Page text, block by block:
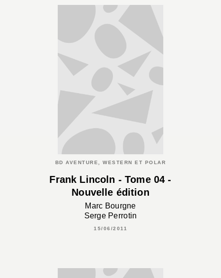
BD AVENTURE, WESTERN ET POLAR
Frank Lincoln - Tome 04 -
Nouvelle édition
Marc Bourgne
Serge Perrotin
15/06/2011